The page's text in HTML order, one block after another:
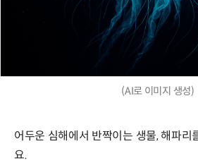
(AI로 이미지 생성)
어두운 심해에서 반짝이는 생물, 해파리
요.